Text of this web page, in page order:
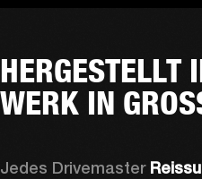
HERGESTELLT
WERK IN
Jedes Drivemaster